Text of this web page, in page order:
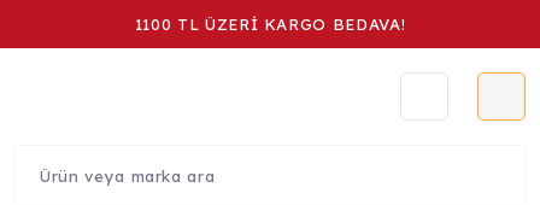
1100 TL ÜZERİ KARGO BEDAVA!